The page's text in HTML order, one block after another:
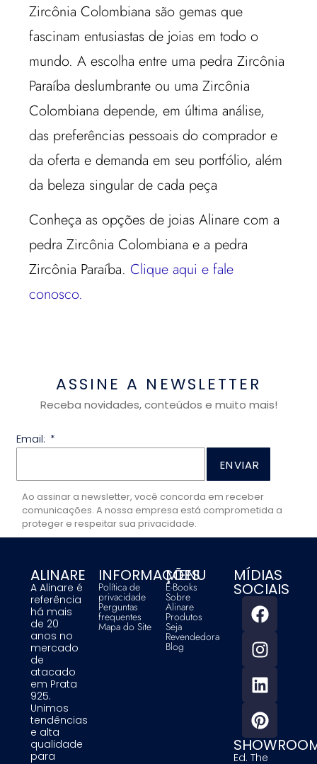
Zircônia Colombiana são gemas que
fascinam entusiastas de joias em todo o
mundo. A escolha entre uma pedra Zircônia
Paraíba deslumbrante ou uma Zircônia
Colombiana depende, em última análise,
das preferências pessoais do comprador e
da oferta e demanda em seu portfólio, além
da beleza singular de cada peça
Conheça as opções de joias Alinare com a
pedra Zircônia Colombiana e a pedra
Zircônia Paraíba. Clique aqui e fale
conosco.
ASSINE A NEWSLETTER
Receba novidades, conteúdos e muito mais!
Email:
ENVIAR
Ao assinar a newsletter, você concorda em receber
comunicações. A nossa empresa está comprometida a
proteger e respeitar sua privacidade.
ALINARE
A Alinare é
referência
há mais
de 20
anos no
mercado
de
atacado
em Prata
925.
Unimos
tendências
e alta
qualidade
para
INFORMAÇÕES
Política de
privacidade
Perguntas
frequentes
Mapa do Site
MENU
E-Books
Sobre
Alinare
Produtos
Seja
Revendedora
Blog
MÍDIAS
SOCIAIS
Ed. The